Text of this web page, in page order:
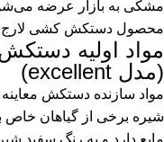
مشکی به بازار عرضه
محصول دستکش کشی
مواد اولیه
(مدل excellent)
مواد سازنده دستکش معاینه
شیره برخی از گیاهان خاص